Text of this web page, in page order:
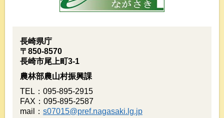
長崎県庁
〒850-8570
長崎市尾上町3-1
農林部農山村振興課
TEL：095-895-2915
FAX：095-895-2587
mail： s07015@pref.nagasaki.lg.jp